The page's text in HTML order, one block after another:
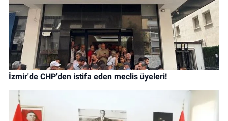
İzmir'de CHP'den istifa eden meclis üyeleri!